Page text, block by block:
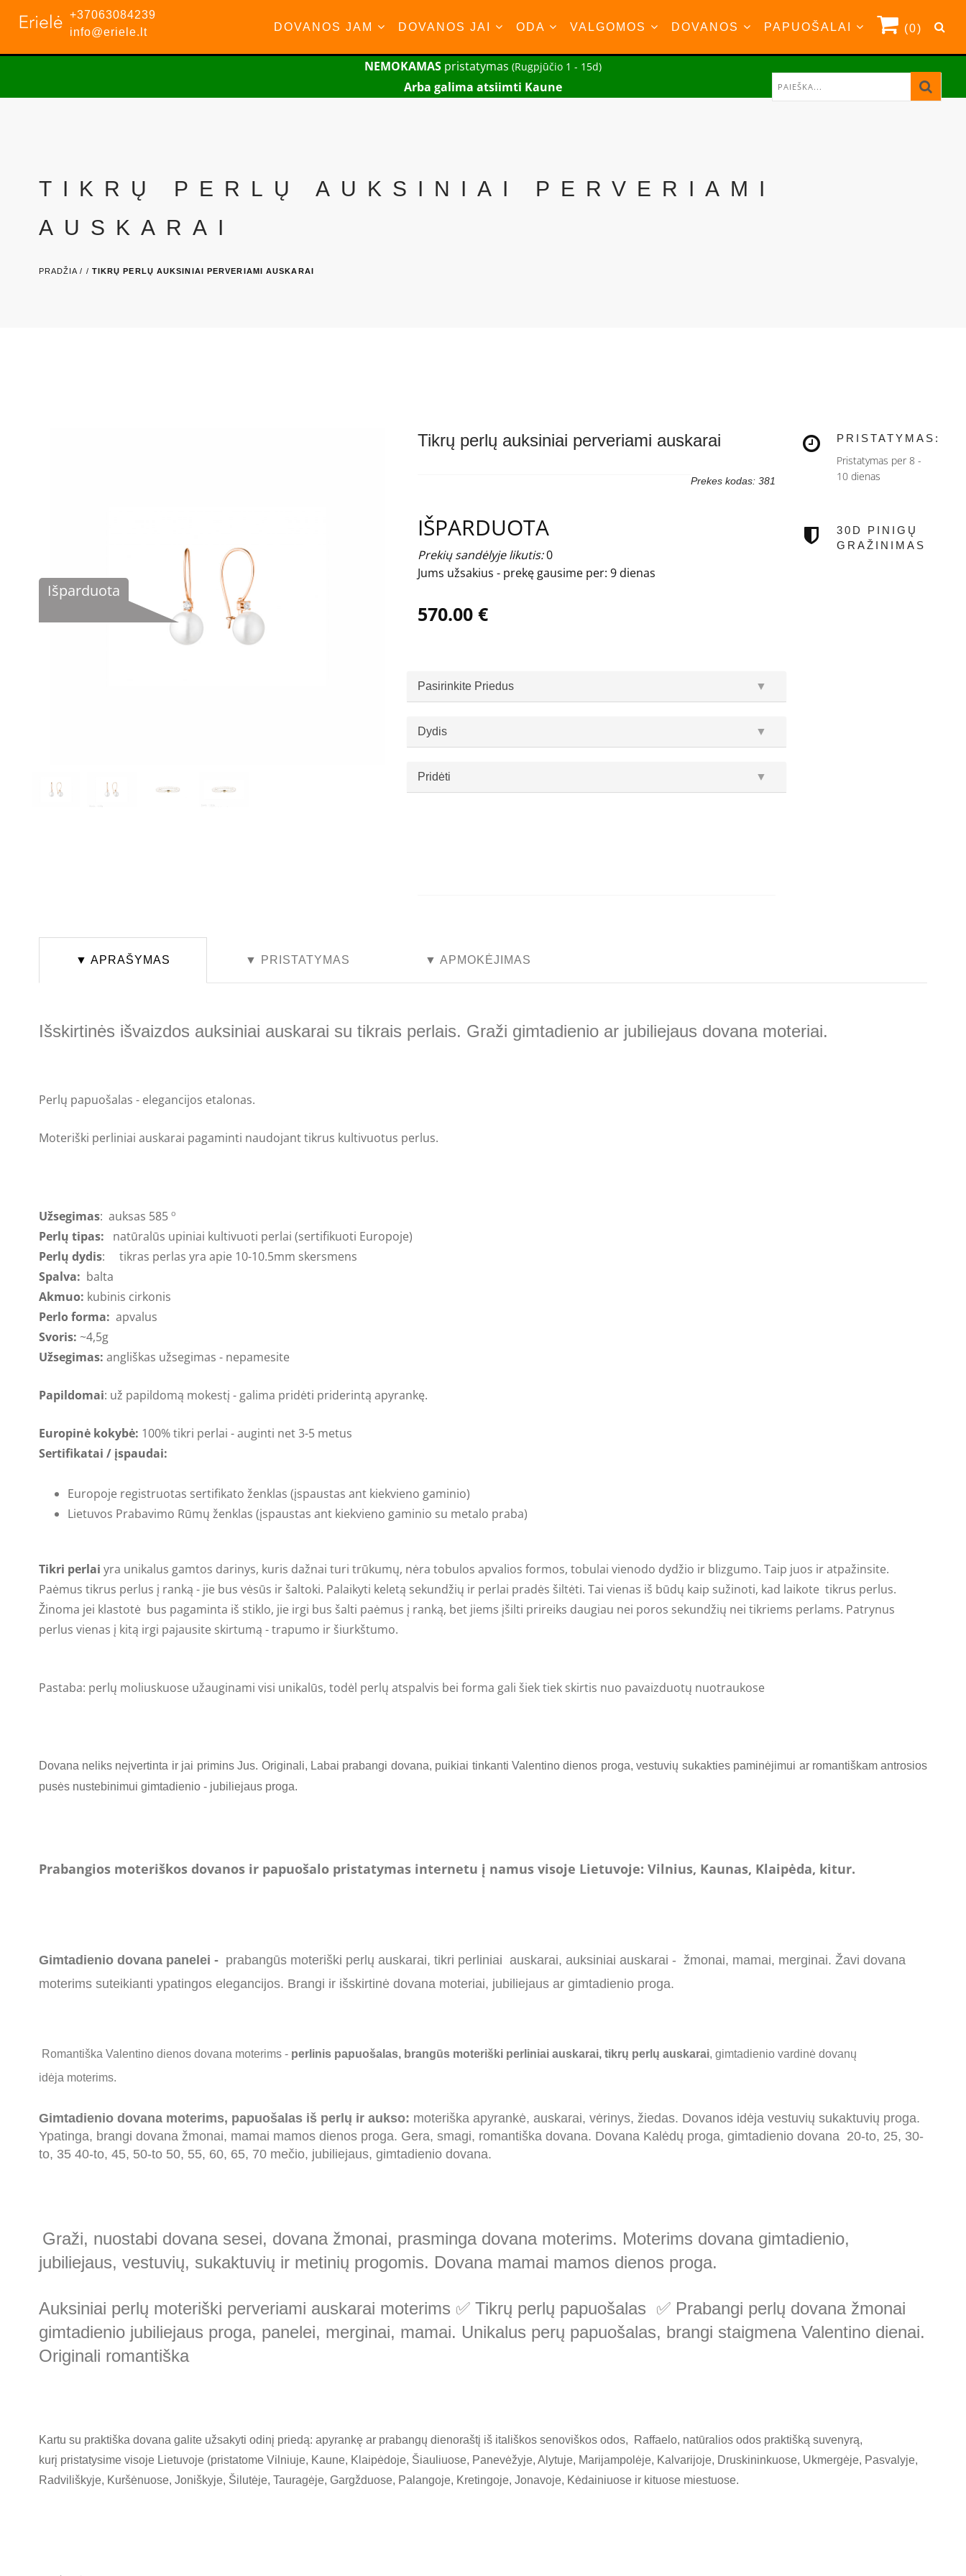
+37063084239
info@eriele.lt
(0)
DOVANOS JAM DOVANOS JAI ODA VALGOMOS DOVANOS PAPUOŠALAI
NEMOKAMAS pristatymas (Rugpjūčio 1 - 15d)
Arba galima atsiimti Kaune
TIKRŲ PERLŲ AUKSINIAI PERVERIAMI
AUSKARAI
PRADŽIA / / TIKRŲ PERLŲ AUKSINIAI PERVERIAMI AUSKARAI
Išparduota
Tikrų perlų auksiniai perveriami auskarai
Prekes kodas: 381
IŠPARDUOTA
Prekių sandėlyje likutis:0
Jums užsakius - prekę gausime per:9 dienas
570.00 €
Pasirinkite Priedus ▼
Dydis ▼
Pridėti ▼
PRISTATYMAS:
Pristatymas per 8 -
10 dienas
30D PINIGŲ
GRAŽINIMAS
▼ APRAŠYMAS ▼ PRISTATYMAS ▼ APMOKĖJIMAS
Išskirtinės išvaizdos auksiniai auskarai su tikrais perlais. Graži gimtadienio ar jubiliejaus dovana moteriai.
Perlų papuošalas - elegancijos etalonas.
Moteriški perliniai auskarai pagaminti naudojanttikrus kultivuotus perlus.
Užsegimas: auksas 585 o
Perlų tipas: natūralūs upiniai kultivuoti perlai (sertifikuoti Europoje)
Perlų dydis: tikras perlas yra apie 10-10.5mm skersmens
Spalva: balta
Akmuo: kubinis cirkonis
Perlo forma: apvalus
Svoris: ~4,5g
Užsegimas: angliškas užsegimas - nepamesite
Papildomai: už papildomą mokestį - galima pridėti priderintą apyrankę.
Europinė kokybė: 100% tikri perlai - auginti net 3-5 metus
Sertifikatai / įspaudai:
Europoje registruotas sertifikato ženklas (įspaustas ant kiekvieno gaminio)
Lietuvos Prabavimo Rūmų ženklas (įspaustas ant kiekvieno gaminio su metalo praba)
Tikri perlai yra unikalus gamtos darinys, kuris dažnai turi trūkumų, nėra tobulos apvalios formos, tobulai vienodo dydžio ir blizgumo. Taip juos ir atpažinsite.
Paėmus tikrus perlus į ranką - jie bus vėsūs ir šaltoki. Palaikyti keletą sekundžių ir perlai pradės šiltėti. Tai vienas iš būdų kaip sužinoti, kad laikote tikrus perlus.
Žinoma jei klastotė bus pagaminta iš stiklo, jie irgi bus šalti paėmus į ranką, bet jiems įšilti prireiks daugiau nei poros sekundžių nei tikriems perlams. Patrynus
perlus vienas į kitą irgi pajausite skirtumą - trapumo ir šiurkštumo.
Pastaba: perlų moliuskuose užauginami visi unikalūs, todėl perlų atspalvis bei forma gali šiek tiek skirtis nuo pavaizduotų nuotraukose
Dovana neliks neįvertinta ir jai primins Jus. Originali, Labai prabangi dovana, puikiai tinkanti Valentino dienos proga, vestuvių sukakties paminėjimui ar romantiškam antrosios
pusės nustebinimui gimtadienio - jubiliejaus proga.
Prabangios moteriškos dovanos ir papuošalo pristatymas internetu į namus visoje Lietuvoje: Vilnius, Kaunas, Klaipėda, kitur.
Gimtadienio dovana panelei - prabangūs moteriški perlų auskarai, tikri perliniai auskarai, auksiniai auskarai - žmonai, mamai, merginai. Žavi dovana
moterims suteikianti ypatingos elegancijos. Brangi ir išskirtinė dovana moteriai, jubiliejaus ar gimtadienio proga.
Romantiška Valentino dienos dovana moterims - perlinis papuošalas, brangūs moteriški perliniai auskarai, tikrų perlų auskarai, gimtadienio vardinė dovanų
idėja moterims.
Gimtadienio dovana moterims, papuošalas iš perlų ir aukso: moteriška apyrankė, auskarai, vėrinys, žiedas. Dovanos idėja vestuvių sukaktuvių proga.
Ypatinga, brangi dovana žmonai, mamai mamos dienos proga. Gera, smagi, romantiška dovana. Dovana Kalėdų proga, gimtadienio dovana 20-to, 25, 30-
to, 35 40-to, 45, 50-to 50, 55, 60, 65, 70 mečio, jubiliejaus, gimtadienio dovana.
Graži, nuostabi dovana sesei, dovana žmonai, prasminga dovana moterims. Moterims dovana gimtadienio,
jubiliejaus, vestuvių, sukaktuvių ir metinių progomis. Dovana mamai mamos dienos proga.
Auksiniai perlų moteriški perveriami auskarai moterims ✅ Tikrų perlų papuošalas ✅ Prabangi perlų dovana žmonai
gimtadienio jubiliejaus proga, panelei, merginai, mamai. Unikalus perų papuošalas, brangi staigmena Valentino dienai.
Originali romantiška
Kartu su praktiška dovana galite užsakyti odinį priedą: apyrankę ar prabangų dienoraštį iš itališkos senoviškos odos, Raffaelo, natūralios odos praktišką suvenyrą,
kurį pristatysime visoje Lietuvoje (pristatome Vilniuje, Kaune, Klaipėdoje, Šiauliuose, Panevėžyje, Alytuje, Marijampolėje, Kalvarijoje, Druskininkuose, Ukmergėje, Pasvalyje,
Radviliškyje, Kuršėnuose, Joniškyje, Šilutėje, Tauragėje, Gargžduose, Palangoje, Kretingoje, Jonavoje, Kėdainiuose ir kituose miestuose.